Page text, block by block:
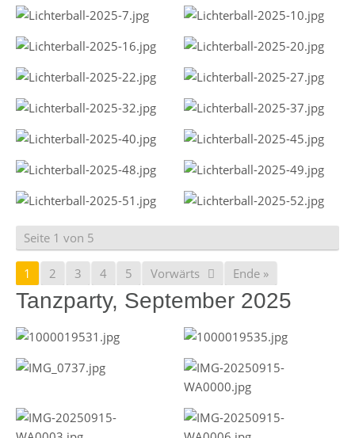
Seite 1 von 5
1 2 3 4 5 Vorwärts Ende »
Tanzparty, September 2025